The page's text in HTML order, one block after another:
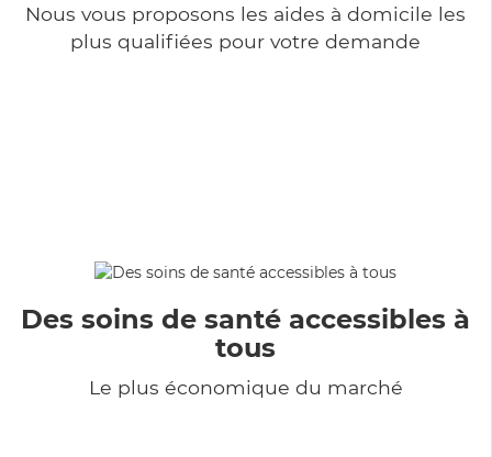
Nous vous proposons les aides à domicile les
plus qualifiées pour votre demande
Des soins de santé accessibles à
tous
Le plus économique du marché